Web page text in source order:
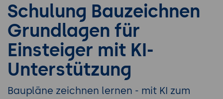
Schulung Bauzeichnen
Grundlagen für
Einsteiger mit KI-
Unterstützung
Baupläne zeichnen lernen - mit KI zum